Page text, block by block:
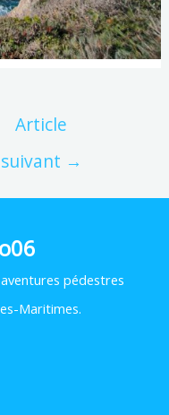
Article
suivant →
pédestres
Maritimes.